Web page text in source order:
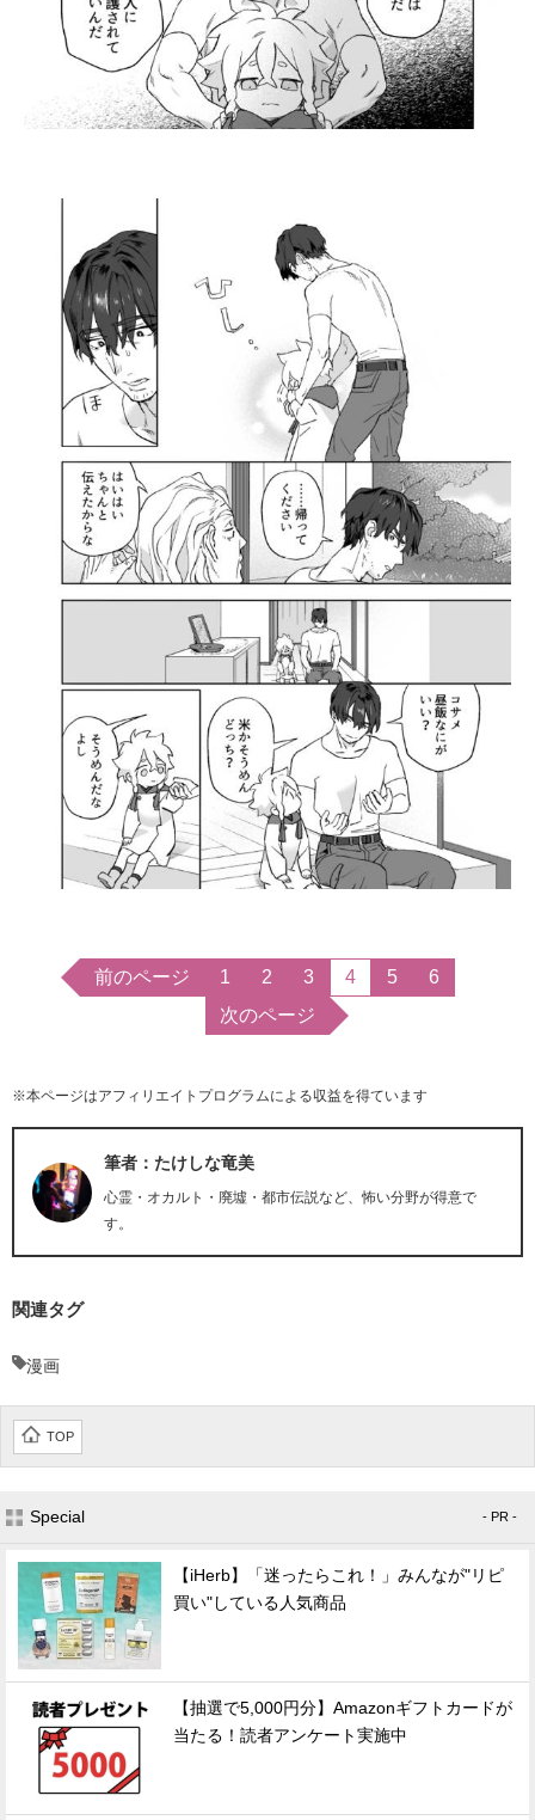
前のページ 1 2 3 4 5
6
次のページ
※本ページはアフィリエイトプログラムによる収益を得ています
筆者：たけしな竜美
心霊・オカルト・廃墟・都市伝説など、怖い分野が得意で
す。
関連タグ
漫画
TOP
Special - PR -
【iHerb】「迷ったらこれ！」みんなが"リピ
買い"している人気商品
【抽選で5,000円分】Amazonギフトカードが
当たる！読者アンケート実施中